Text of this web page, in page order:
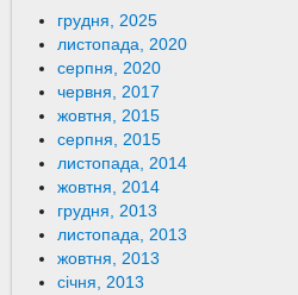
грудня, 2025
листопада, 2020
серпня, 2020
червня, 2017
жовтня, 2015
серпня, 2015
листопада, 2014
жовтня, 2014
грудня, 2013
листопада, 2013
жовтня, 2013
січня, 2013